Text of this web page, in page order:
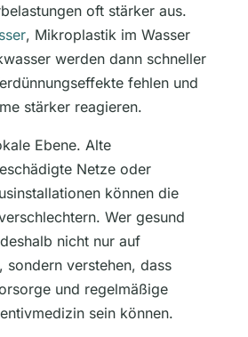
oft stärker aus.
, Mikroplastik im Wasser
werden dann schneller
fehlen und
stärker reagieren.
Ebene. Alte
Netze oder
können die
Wer gesund
nicht nur auf
sondern verstehen, dass
und regelmäßige
sein können.